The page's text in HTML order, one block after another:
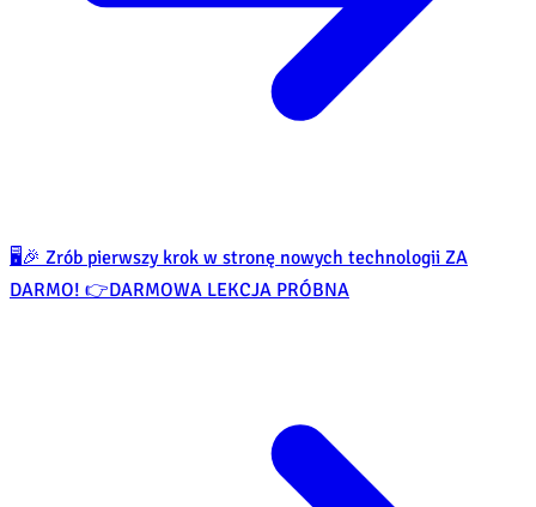
🖥️🎉 Zrób pierwszy krok w stronę nowych technologii ZA
DARMO! 👉DARMOWA LEKCJA PRÓBNA